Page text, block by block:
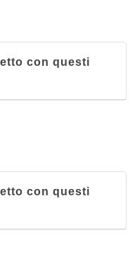
con questi
con questi